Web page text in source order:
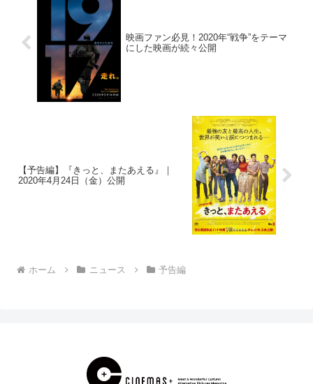
映画ファン必見！2020年“戦争”をテーマ
にした映画が続々公開
【予告編】『きっと、またあえる』｜
2020年4月24日（金）公開
ホーム ニュース 予告編